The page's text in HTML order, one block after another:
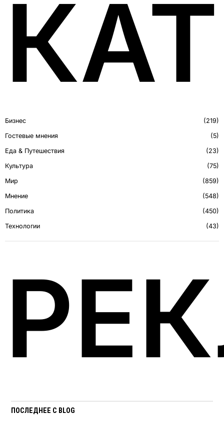
Бизнес
219
Гостевые мнения
5
Еда & Путешествия
23
Культура
75
Мир
859
Мнение
548
Политика
450
Технологии
43
ПОСЛЕДНЕЕ С BLOG